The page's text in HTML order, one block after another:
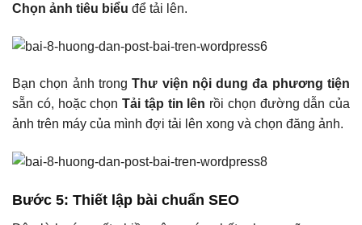
Chọn ảnh tiêu biểu để tải lên.
Bạn chọn ảnh trongThư viện nội dung đa phương tiện
sẵn có, hoặc chọn Tải tập tin lên rồi chọn đường dẫn của
ảnh trên máy của mình đợi tải lên xong và chọn đăng ảnh.
Bước 5: Thiết lập bài chuẩn SEO